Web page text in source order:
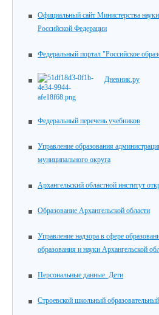
Официальный сайт Министерства
Российской Федерации
Федеральный портал "Российское
Дневник.ру
Федеральный перечень учебников
Управление образования
муниципального округа
Архангельский областной институт
Образование Архангельской области
Управление надзора в сфере
образования и науки Архангельской
Персональные данные. Дети
Строевской школьный